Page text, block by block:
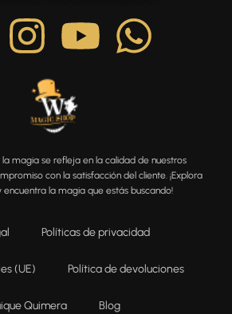
magia se refleja en la calidad de nuestros
con la satisfacción del cliente. ¡Explora
encuentra la magia que estás buscando!
Políticas de privacidad
(UE) Política de devoluciones
Quimera Blog